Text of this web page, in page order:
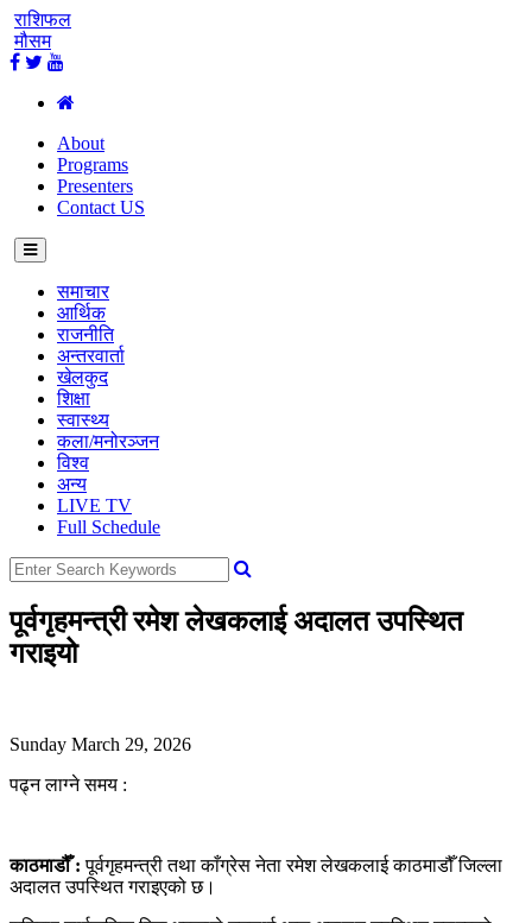
राशिफल
मौसम
About
Programs
Presenters
Contact US
समाचार
आर्थिक
राजनीति
अन्तरवार्ता
खेलकुद
शिक्षा
स्वास्थ्य
कला/मनोरञ्जन
विश्व
अन्य
LIVE TV
Full Schedule
पूर्वगृहमन्त्री रमेश लेखकलाई अदालत उपस्थित
गराइयो
Sunday March 29, 2026
पढ्न लाग्ने समय :
काठमाडौँ : पूर्वगृहमन्त्री तथा काँग्रेस नेता रमेश लेखकलाई काठमाडौँ जिल्ला
अदालत उपस्थित गराइएको छ।